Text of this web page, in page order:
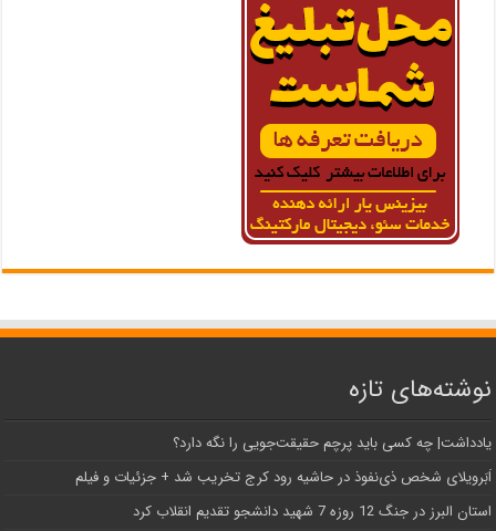
نوشته‌های تازه
یادداشت| ‌چه کسی باید پرچم حقیقت‌جویی را نگه دارد؟
اَبَر‌ویلای شخص ذی‌نفوذ در حاشیه‌ رود کرج تخریب شد + جزئیات و فیلم
استان البرز در جنگ 12 روزه 7 شهید دانشجو تقدیم انقلاب کرد